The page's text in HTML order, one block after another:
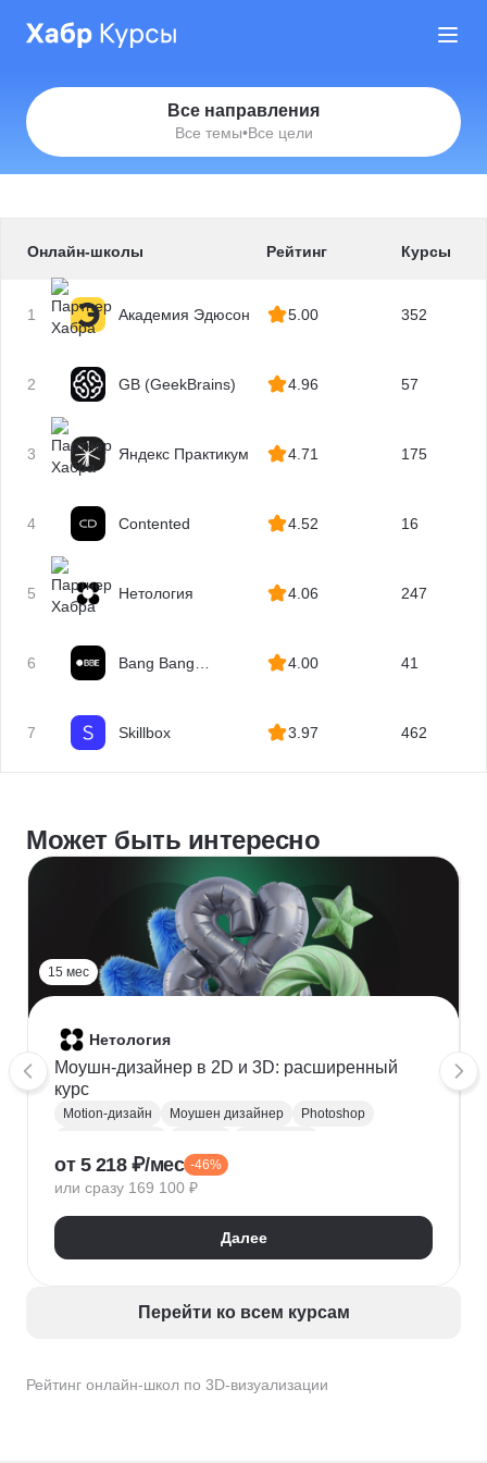
Все направления
Все темы•Все цели
Рейтинг онлайн-школ по 3D-визуализации
Онлайн-школы Рейтинг Курсы
1 Академия Эдюсон 5.00 352
2 GB (GeekBrains) 4.96 57
3 Яндекс Практикум 4.71 175
4 Contented 4.52 16
5 Нетология 4.06 247
6
Bang Bang
4.00 41
7 Skillbox 3.97 462
Может быть интересно
15 мес
Нетология
Моушн-дизайнер в 2D и 3D: расширенный
курс
Motion-дизайн Моушен дизайнер
Photoshop
3D анимация
3D моделирование
Adobe Premiere Pro
Substance Painter
3D-визуализация
Композинг
Substance Designer
от 5 218 ₽/мес -46%
или сразу 169 100 ₽
Далее
Перейти ко всем курсам